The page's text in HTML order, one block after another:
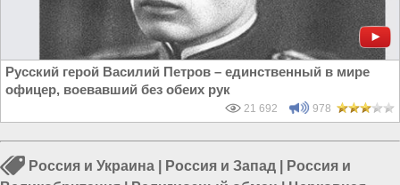
Русский герой Василий Петров – единственный в мире
офицер, воевавший без обеих рук
21 692 978
Россия и Украина Россия и Запад
Россия и